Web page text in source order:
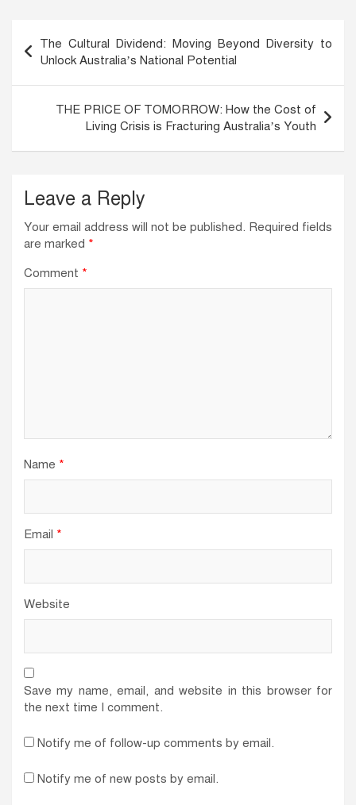
b
o
o
k
dI
n
A
p
p
navigation
The Cultural Dividend: Moving Beyond Diversity to
Unlock Australia’s National Potential
THE PRICE OF TOMORROW: How the Cost of
Living Crisis is Fracturing Australia’s Youth
Leave a Reply
Your email address will not be published. Required fields
are marked *
Comment *
Name *
Email *
Website
Save my name, email, and website in this browser for
the next time I comment.
Notify me of follow-up comments by email.
Notify me of new posts by email.